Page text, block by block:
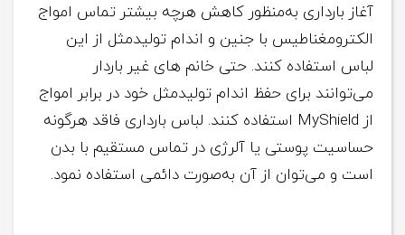
آغاز بارداری به‌منظور کاهش هرچه بیشتر تماس امواج
الکترومغناطیس با جنین و اندام تولیدمثل از این
لباس استفاده کنند. حتی خانم‌ های غیر باردار
می‌توانند برای حفظ اندام تولیدمثل خود در برابر امواج
از MyShield استفاده کنند. لباس بارداری فاقد هرگونه
حساسیت پوستی یا آلرژی در تماس مستقیم با بدن
است و می‌توان از آن به‌صورت دائمی استفاده نمود.